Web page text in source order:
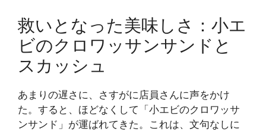
救いとなった美味しさ：小エ
ビのクロワッサンサンドと
スカッシュ
あまりの遅さに、さすがに店員さんに声をかけ
た。すると、ほどなくして「小エビのクロワッサ
ンサンド」が運ばれてきた。これは、文句なしに